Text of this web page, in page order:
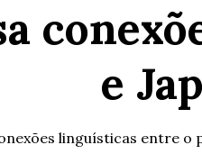
e
linguísticas entre